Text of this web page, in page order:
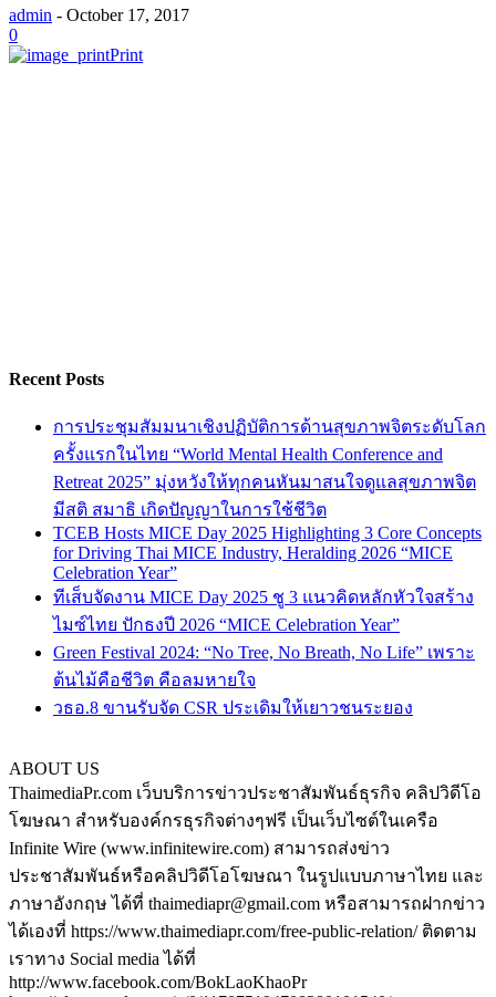
admin - October 17, 2017
0
Print
Recent Posts
การประชุมสัมมนาเชิงปฏิบัติการด้านสุขภาพจิตระดับโลก
ครั้งแรกในไทย “World Mental Health Conference and
Retreat 2025” มุ่งหวังให้ทุกคนหันมาสนใจดูแลสุขภาพจิต
มีสติ สมาธิ เกิดปัญญาในการใช้ชีวิต
TCEB Hosts MICE Day 2025 Highlighting 3 Core Concepts
for Driving Thai MICE Industry, Heralding 2026 “MICE
Celebration Year”
ทีเส็บจัดงาน MICE Day 2025 ชู 3 แนวคิดหลักหัวใจสร้าง
ไมซ์ไทย ปักธงปี 2026 “MICE Celebration Year”
Green Festival 2024: “No Tree, No Breath, No Life” เพราะ
ต้นไม้คือชีวิต คือลมหายใจ
วธอ.8 ขานรับจัด CSR ประเดิมให้เยาวชนระยอง
ABOUT US
ThaimediaPr.com เว็บบริการข่าวประชาสัมพันธ์ธุรกิจ คลิปวิดีโอ
โฆษณา สำหรับองค์กรธุรกิจต่างๆฟรี เป็นเว็บไซต์ในเครือ
Infinite Wire (www.infinitewire.com) สามารถส่งข่าว
ประชาสัมพันธ์หรือคลิปวิดีโอโฆษณา ในรูปแบบภาษาไทย และ
ภาษาอังกฤษ ได้ที่ thaimediapr@gmail.com หรือสามารถฝากข่าว
ได้เองที่ https://www.thaimediapr.com/free-public-relation/ ติดตาม
เราทาง Social media ได้ที่
http://www.facebook.com/BokLaoKhaoPr